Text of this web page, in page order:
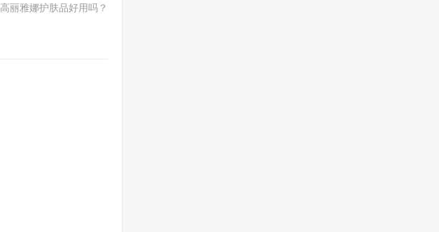
高丽雅娜护肤品好用吗？